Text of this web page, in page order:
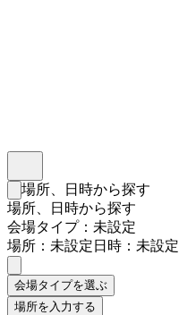
検索フォームを閉じる
場所、日時から探す
場所、日時から探す
会場タイプ：未設定
場所：未設定日時：未設定
会場タイプを選ぶ
場所を入力する